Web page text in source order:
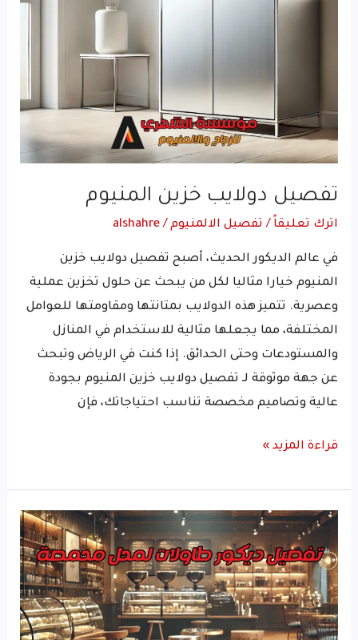
تفصيل دولايب خزين المنيوم
اترك تعليقاً / تفصيل الالمنيوم /
alshahre
في عالم الديكور الحديث، أصبح تفصيل دولايب خزين
المنيوم خيارا مثاليا لكل من يبحث عن حلول تخزين عملية
وعصرية. تتميز هذه الدولايب بمتانتها ومقاومتها للعوامل
المختلفة، مما يجعلها مثالية للاستخدام في المنازل
والمستودعات وحتى الحدائق. إذا كنت في الرياض وتبحث
عن جهة موثوقة لـ تفصيل دولايب خزين المنيوم بجودة
عالية وتصاميم مخصصة تناسب احتياجاتك، فإن
قراءة المزيد »
تفصيل
ديكور
طاولات
لمحل
محمصة